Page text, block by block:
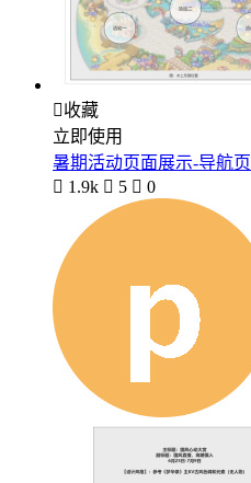
收藏
立即使用
暑期活动页面展示-导航页
 1.9k  5  0